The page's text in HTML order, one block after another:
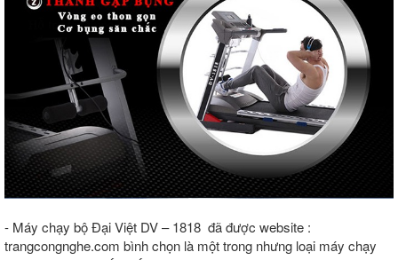
- Máy chạy bộ Đại Việt DV – 1818 đã được website :
trangcongnghe.com bình chọn là một trong nhưng loại máy chạy